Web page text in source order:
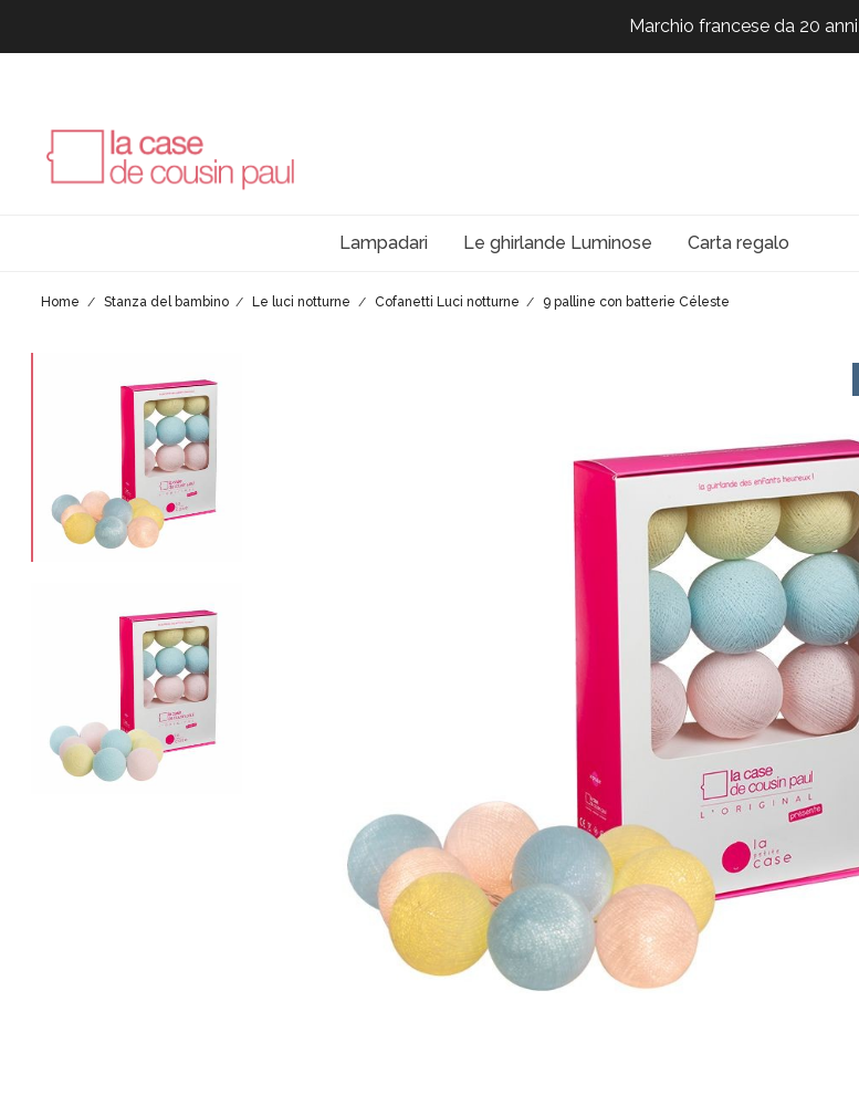
Marchio francese da 20 anni
Marchio francese da 20 anni
Lampadari Le ghirlande Luminose Carta regalo
Home Stanza del bambino Le luci notturne Cofanetti Luci notturne 9 palline con batterie Céleste